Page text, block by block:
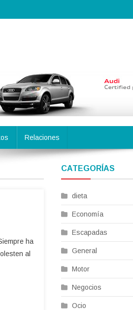
Relaciones
ha
al
CATEGORÍAS
dieta
Economía
Escapadas
General
Motor
Negocios
Ocio